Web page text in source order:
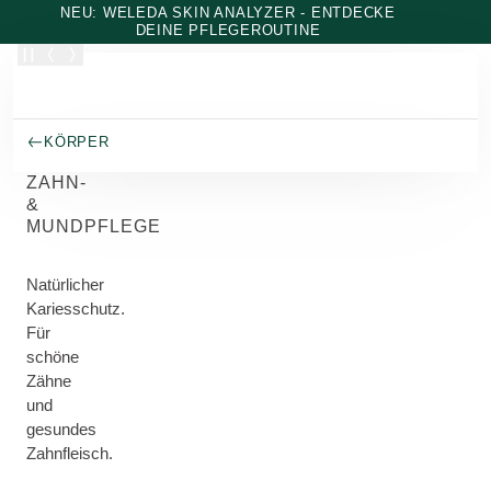
Zum Hauptinhalt wechseln
NEU: WELEDA SKIN ANALYZER - ENTDECKE
DEINE PFLEGEROUTINE
KÖRPER
ZAHN-
&
MUNDPFLEGE
Natürlicher
Kariesschutz.
Für
schöne
Zähne
und
gesundes
Zahnfleisch.